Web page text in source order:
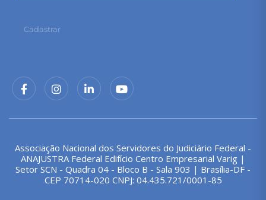
Cadastrar
Associação Nacional dos Servidores do Judiciário Federal -
ANAJUSTRA Federal Edifício Centro Empresarial Varig |
Setor SCN - Quadra 04 - Bloco B - Sala 903 | Brasília-DF -
CEP 70714-020 CNPJ: 04.435.721/0001-85